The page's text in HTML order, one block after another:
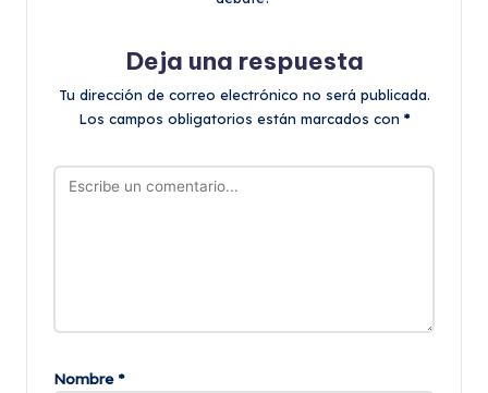
Deja una respuesta
Tu dirección de correo electrónico no será publicada.
Los campos obligatorios están marcados con *
Nombre *